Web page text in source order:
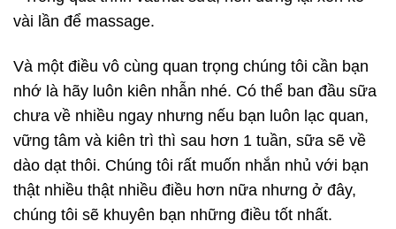
vài lần để massage.
Và một điều vô cùng quan trọng chúng tôi cần bạn
nhớ là hãy luôn kiên nhẫn nhé. Có thể ban đầu sữa
chưa về nhiều ngay nhưng nếu bạn luôn lạc quan,
vững tâm và kiên trì thì sau hơn 1 tuần, sữa sẽ về
dào dạt thôi. Chúng tôi rất muốn nhắn nhủ với bạn
thật nhiều thật nhiều điều hơn nữa nhưng ở đây,
chúng tôi sẽ khuyên bạn những điều tốt nhất.